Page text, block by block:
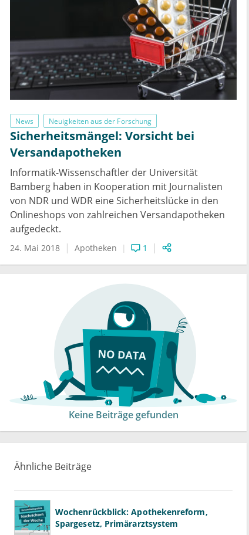
News Neuigkeiten aus der Forschung
Sicherheitsmängel: Vorsicht bei
Versandapotheken
Informatik-Wissenschaftler der Universität
Bamberg haben in Kooperation mit Journalisten
von NDR und WDR eine Sicherheitslücke in den
Onlineshops von zahlreichen Versandapotheken
aufgedeckt.
24. Mai 2018 Apotheken 1
Keine Beiträge gefunden
Ähnliche Beiträge
Wochenrückblick: Apothekenreform,
Spargesetz, Primärarztsystem